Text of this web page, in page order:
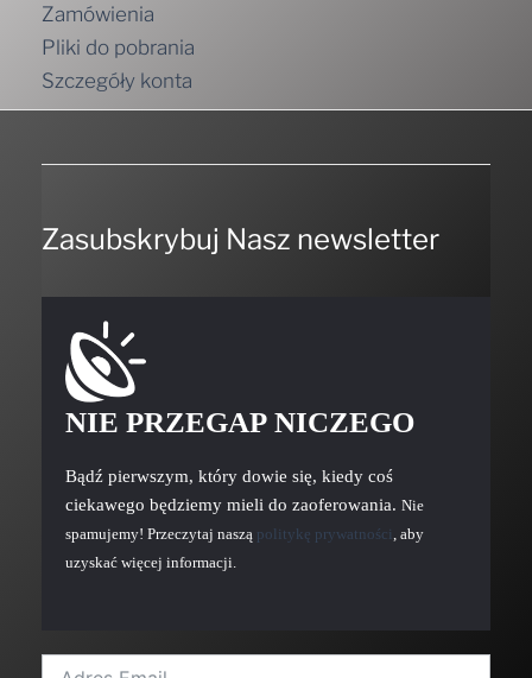
Zamówienia
Pliki do pobrania
Szczegóły konta
Zasubskrybuj Nasz newsletter
NIE PRZEGAP NICZEGO
Bądź pierwszym, który dowie się, kiedy coś
ciekawego będziemy mieli do zaoferowania. Nie
spamujemy! Przeczytaj naszą politykę prywatności , aby
uzyskać więcej informacji.